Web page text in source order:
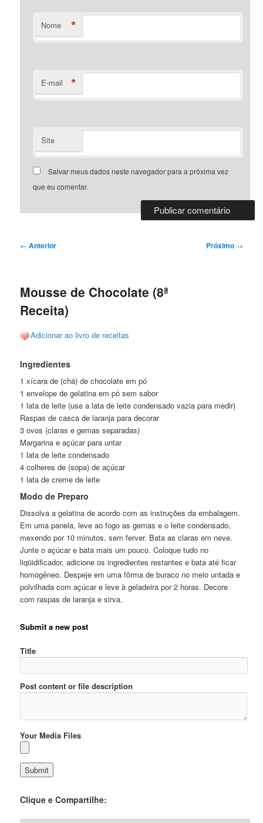
Nome *
E-mail *
Site
Salvar meus dados neste navegador para a próxima vez
que eu comentar.
Navegação
← Anterior Próximo →
Mousse de Chocolate (8ª
Receita)
Adicionar ao livro de receitas
Ingredientes
1 xícara de (chá) de chocolate em pó
1 envelope de gelatina em pó sem sabor
1 lata de leite (use a lata de leite condensado vazia para medir)
Raspas de casca de laranja para decorar
3 ovos (claras e gemas separadas)
Margarina e açúcar para untar
1 lata de leite condensado
4 colheres de (sopa) de açúcar
1 lata de creme de leite
Modo de Preparo
Dissolva a gelatina de acordo com as instruções da embalagem.
Em uma panela, leve ao fogo as gemas e o leite condensado,
mexendo por 10 minutos, sem ferver. Bata as claras em neve.
Junte o açúcar e bata mais um pouco. Coloque tudo no
liqüidificador, adicione os ingredientes restantes e bata até ficar
homogêneo. Despeje em uma fôrma de buraco no meio untada e
polvilhada com açúcar e leve à geladeira por 2 horas. Decore
com raspas de laranja e sirva.
Submit a new post
Title
Post content or file description
Your Media Files
Clique e Compartilhe: